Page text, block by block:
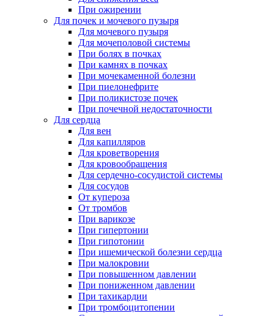
При ожирении
Для почек и мочевого пузыря
Для мочевого пузыря
Для мочеполовой системы
При болях в почках
При камнях в почках
При мочекаменной болезни
При пиелонефрите
При поликистозе почек
При почечной недостаточности
Для сердца
Для вен
Для капилляров
Для кроветворения
Для кровообращения
Для сердечно-сосудистой системы
Для сосудов
От купероза
От тромбов
При варикозе
При гипертонии
При гипотонии
При ишемической болезни сердца
При малокровии
При повышенном давлении
При пониженном давлении
При тахикардии
При тромбоцитопении